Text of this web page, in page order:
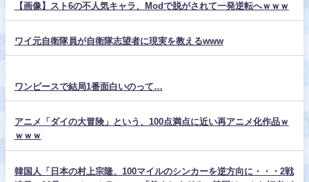
【画像】スト6の不人気キャラ、Modで脱がされて一発逆転へｗｗｗ
ワイ元自衛隊員が自衛隊志望者に現実を教えるwww
ワンピースで結局1番面白いのって…
アニメ「ダイの大冒険」という、100点満点に近い再アニメ化作品ｗ
ｗｗｗ
韓国人「日本の村上宗隆、100マイルのシンカーを逆方向に・・・2戦